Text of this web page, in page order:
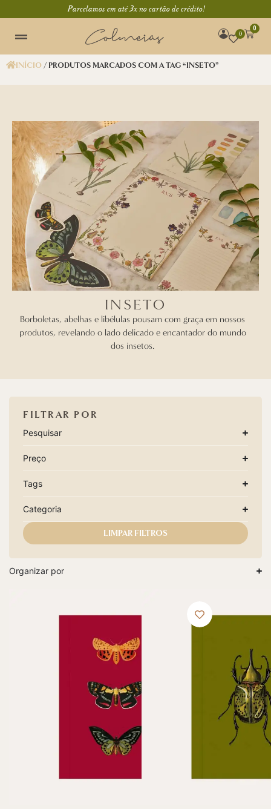
Parcelamos em até 3x no cartão de crédito!
0
0
INÍCIO/ PRODUTOS MARCADOS COM A TAG “INSETO”
INSETO
Borboletas, abelhas e libélulas pousam com graça em nossos
produtos, revelando o lado delicado e encantador do mundo
dos insetos.
FILTRAR POR
Pesquisar
Preço
Tags
Categoria
LIMPAR FILTROS
Organizar por